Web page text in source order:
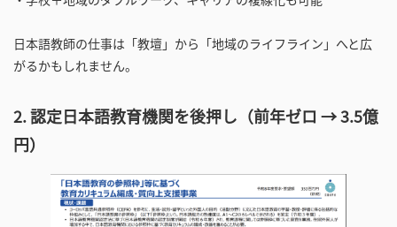
日本語教師の仕事は「教壇」から「地域のライフライン」へと広
がるかもしれません。
2. 認定日本語教育機関を後押し（前年ゼロ → 3.5億
円）